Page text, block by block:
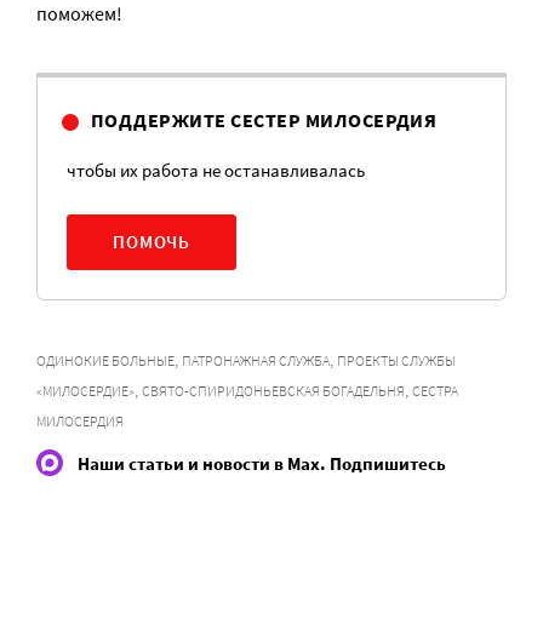
поможем!
ПОДДЕРЖИТЕ СЕСТЕР МИЛОСЕРДИЯ
чтобы их работа не останавливалась
ПОМОЧЬ
ОДИНОКИЕ БОЛЬНЫЕ, ПАТРОНАЖНАЯ СЛУЖБА, ПРОЕКТЫ СЛУЖБЫ
«МИЛОСЕРДИЕ», СВЯТО-СПИРИДОНЬЕВСКАЯ БОГАДЕЛЬНЯ, СЕСТРА
МИЛОСЕРДИЯ
Наши статьи и новости в Max. Подпишитесь